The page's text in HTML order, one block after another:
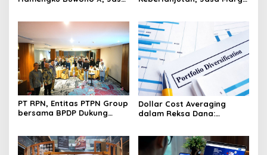
Bokoharjo Tol Jogja-Solo
untuk Dukung Konektivitas
DIY
PT RPN, Entitas PTPN Group
bersama BPDP Dukung
Sehat Berbasis Minyak
Sawit
Dollar Cost Averaging
dalam Reksa Dana: